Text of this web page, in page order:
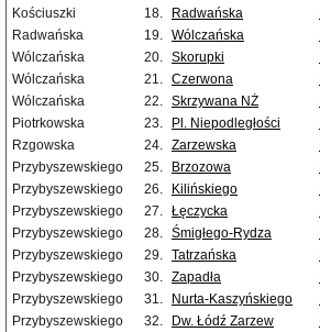
Kościuszki
18. Radwańska
Radwańska
19. Wólczańska
Wólczańska
20. Skorupki
Wólczańska
21. Czerwona
Wólczańska
22. Skrzywana NŻ
Piotrkowska
23. Pl. Niepodległości
Rzgowska
24. Zarzewska
Przybyszewskiego
25. Brzozowa
Przybyszewskiego
26. Kilińskiego
Przybyszewskiego
27. Łęczycka
Przybyszewskiego
28. Śmigłego-Rydza
Przybyszewskiego
29. Tatrzańska
Przybyszewskiego
30. Zapadła
Przybyszewskiego
31. Nurta-Kaszyńskiego
Przybyszewskiego
32. Dw. Łódź Zarzew